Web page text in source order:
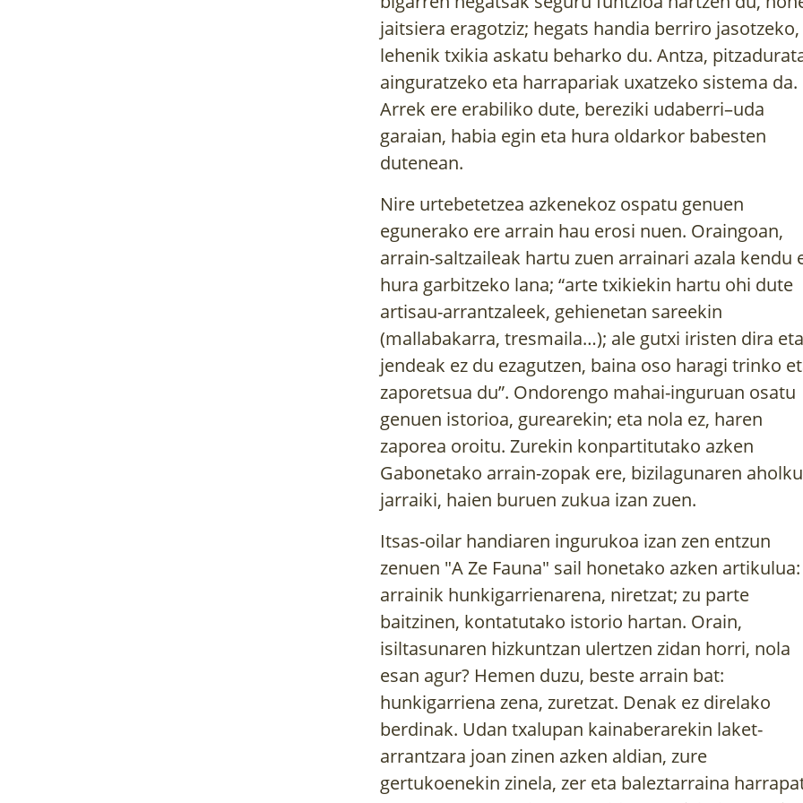
jaitsiera eragotziz; hegats handia berriro jasotzeko,
lehenik txikia askatu beharko du. Antza,
ainguratzeko eta harrapariak uxatzeko sistema da.
Arrek ere erabiliko dute, bereziki udaberri–uda
garaian, habia egin eta hura oldarkor babesten
dutenean.
Nire urtebetetzea azkenekoz ospatu genuen
egunerako ere arrain hau erosi nuen. Oraingoan,
arrain-saltzaileak hartu zuen arrainari azala kendu
hura garbitzeko lana; “arte txikiekin hartu ohi dute
artisau-arrantzaleek, gehienetan sareekin
(mallabakarra, tresmaila…); ale gutxi iristen dira eta
jendeak ez du ezagutzen, baina oso haragi trinko
zaporetsua du”. Ondorengo mahai-inguruan osatu
genuen istorioa, gurearekin; eta nola ez, haren
zaporea oroitu. Zurekin konpartitutako azken
Gabonetako arrain-zopak ere, bizilagunaren
jarraiki, haien buruen zukua izan zuen.
Itsas-oilar handiaren ingurukoa izan zen entzun
zenuen "A Ze Fauna" sail honetako azken artikulua:
arrainik hunkigarrienarena, niretzat; zu parte
baitzinen, kontatutako istorio hartan. Orain,
isiltasunaren hizkuntzan ulertzen zidan horri, nola
esan agur? Hemen duzu, beste arrain bat:
hunkigarriena zena, zuretzat. Denak ez direlako
berdinak. Udan txalupan kainaberarekin laket-
arrantzara joan zinen azken aldian, zure
gertukoenekin zinela, zer eta baleztarraina